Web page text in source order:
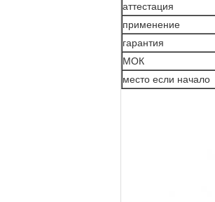
аттестация
применение
гарантия
МОК
место если начало